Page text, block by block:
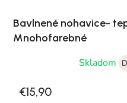
Bavlnené nohavice-
Mnohofarebné
Skladom
€15,90